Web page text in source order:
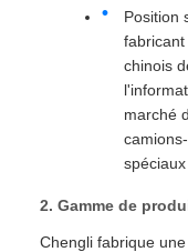
Position
chinois
marché
2. Gamme de
Chengli fabrique